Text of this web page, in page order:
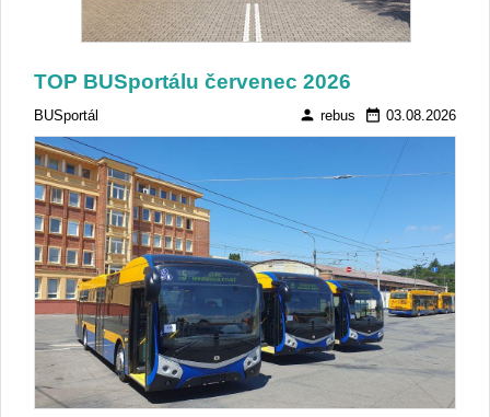
TOP BUSportálu červenec 2026
BUSportál person rebus date_range 03.08.2026